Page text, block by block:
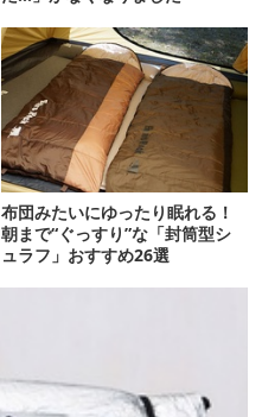
布団みたいにゆったり眠れる！
朝まで“ぐっすり”な「封筒型シ
ュラフ」おすすめ26選